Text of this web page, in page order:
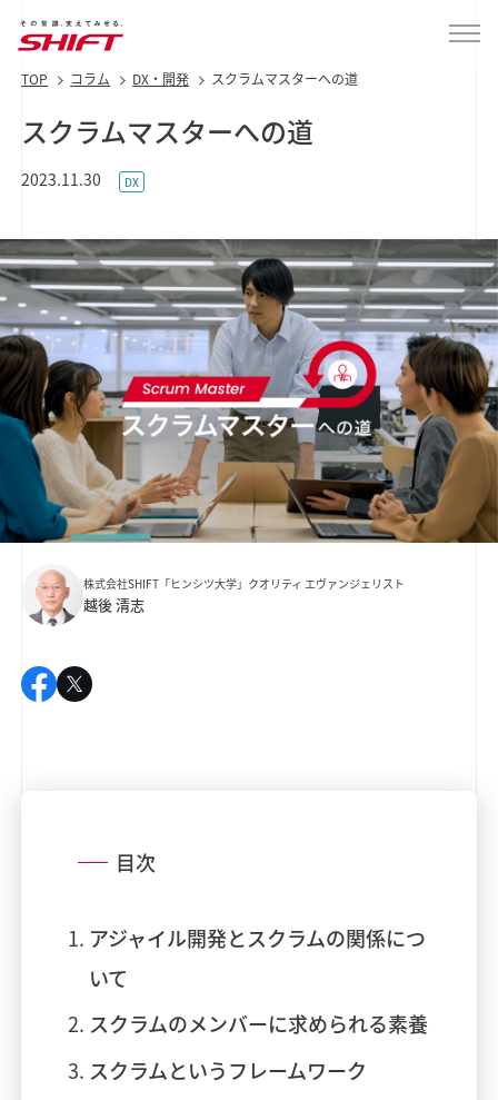
TOP コラム DX・開発 スクラムマスターへの道
スクラムマスターへの道
2023.11.30 DX
株式会社SHIFT「ヒンシツ大学」クオリティ エヴァンジェリスト
越後 清志​
目次
アジャイル開発とスクラムの関係につ
いて
スクラムのメンバーに求められる素養
スクラムというフレームワーク